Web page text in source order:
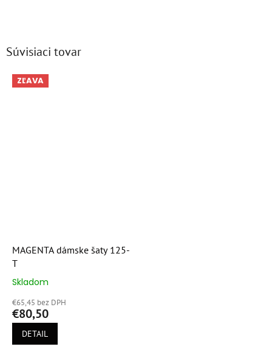
Súvisiaci tovar
ZĽAVA
MAGENTA dámske šaty 125-
T
Priemerné
produktu
je
5,0
Skladom
€65,45 bez DPH
€80,50
DETAIL